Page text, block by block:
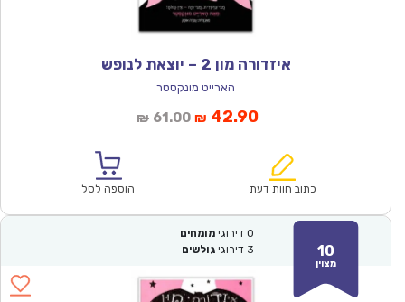
איזדורה מון 2 – יוצאת לנופש
הארייט מונקסטר
₪ 61.00המחיר
₪61.00.
₪ 42.90המחיר
הוא:
כתוב חוות דעת הוספה לסל
10
מצוין
0 דירוגי מומחים
3 דירוגי גולשים